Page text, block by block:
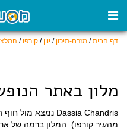
דף הבית/ מזרח-תיכון / יוון / קורפו /
מלון באתר